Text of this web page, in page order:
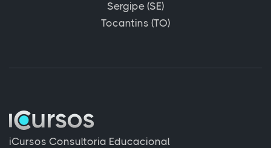
Sergipe (SE)
Tocantins (TO)
iCursos Consultoria Educacional